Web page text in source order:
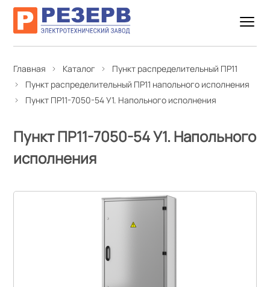
Главная Каталог
Пункт распределительный ПР11
Пункт распределительный ПР11 напольного исполнения
Пункт ПР11-7050-54 У1. Напольного исполнения
Пункт ПР11-7050-54 У1. Напольного
исполнения